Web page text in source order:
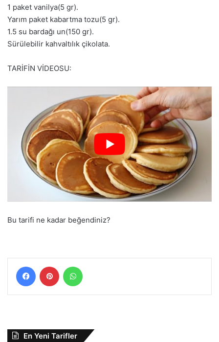
1 paket vanilya(5 gr).
Yarım paket kabartma tozu(5 gr).
1.5 su bardağı un(150 gr).
Sürülebilir kahvaltılık çikolata.
TARİFİN VİDEOSU:
Bu tarifi ne kadar beğendiniz?
FacebookPinterest
En Yeni Tarifler